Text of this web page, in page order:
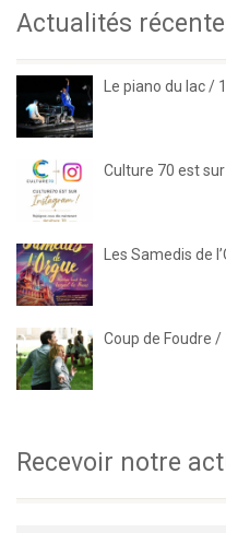
Actualités
Le piano du lac /
Culture 70 est
Les Samedis de
Coup de Foudre
Recevoir notre